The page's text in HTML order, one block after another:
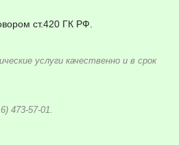
ст.420 ГК РФ.
услуги качественно и в срок
473-57-01.